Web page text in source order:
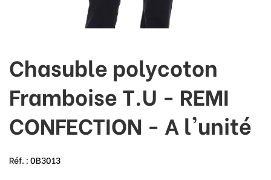
Chasuble polycoton
Framboise T.U - REMI
CONFECTION - A l'unité
Réf. :0B3013